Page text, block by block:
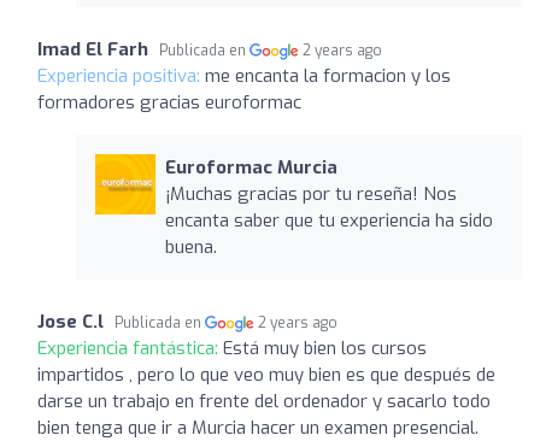
Imad El Farh Publicada en 2 years ago
Experiencia positiva: me encanta la formacion y los
formadores gracias euroformac
Euroformac Murcia
¡Muchas gracias por tu reseña! Nos
encanta saber que tu experiencia ha sido
buena.
Jose C.l Publicada en 2 years ago
Experiencia fantástica: Está muy bien los cursos
impartidos , pero lo que veo muy bien es que después de
darse un trabajo en frente del ordenador y sacarlo todo
bien tenga que ir a Murcia hacer un examen presencial.